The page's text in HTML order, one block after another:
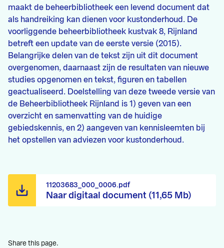
maakt de beheerbibliotheek een levend document dat
als handreiking kan dienen voor kustonderhoud. De
voorliggende beheerbibliotheek kustvak 8, Rijnland
betreft een update van de eerste versie (2015).
Belangrijke delen van de tekst zijn uit dit document
overgenomen, daarnaast zijn de resultaten van nieuwe
studies opgenomen en tekst, figuren en tabellen
geactualiseerd. Doelstelling van deze tweede versie van
de Beheerbibliotheek Rijnland is 1) geven van een
overzicht en samenvatting van de huidige
gebiedskennis, en 2) aangeven van kennisleemten bij
het opstellen van adviezen voor kustonderhoud.
Naar digitaal document (11,65 Mb)
11203683_000_0006.pdf
Share this page.